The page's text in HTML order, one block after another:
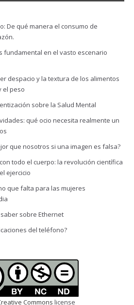
De qué manera el consumo de
fundamental en el vasto escenario
despacio y la textura de los alimentos
el peso
sobre la Salud Mental
qué ocio necesita realmente un
que nosotros si una imagen es falsa?
con todo el cuerpo: la revolución científica
ejercicio
que falta para las mujeres
sobre Ethernet
del teléfono?
Commons license